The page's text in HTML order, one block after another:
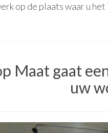
op de plaats waar u
Maat gaat
uw